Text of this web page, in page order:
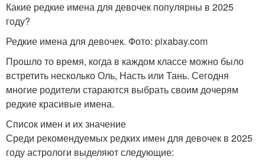
Какие редкие имена для девочек популярны в 2025
году?
Редкие имена для девочек. Фото: pixabay.com
Прошло то время, когда в каждом классе можно было
встретить несколько Оль, Насть или Тань. Сегодня
многие родители стараются выбрать своим дочерям
редкие красивые имена.
Список имен и их значение
Среди рекомендуемых редких имен для девочек в 2025
году астрологи выделяют следующие: